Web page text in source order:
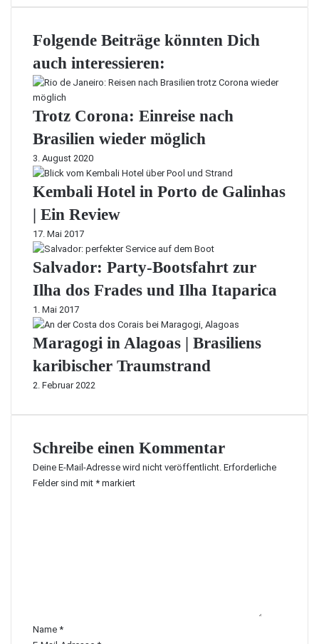
Folgende Beiträge könnten Dich
auch interessieren:
Trotz Corona: Einreise nach
Brasilien wieder möglich
3. August 2020
Kembali Hotel in Porto de Galinhas
| Ein Review
17. Mai 2017
Salvador: Party-Bootsfahrt zur
Ilha dos Frades und Ilha Itaparica
1. Mai 2017
Maragogi in Alagoas | Brasiliens
karibischer Traumstrand
2. Februar 2022
Schreibe einen Kommentar
Deine E-Mail-Adresse wird nicht veröffentlicht. Erforderliche
Felder sind mit * markiert
r
*
Name *